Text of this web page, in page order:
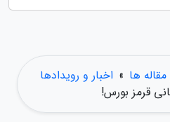
ها » اخبار و رویدادها
قرمز بورس!